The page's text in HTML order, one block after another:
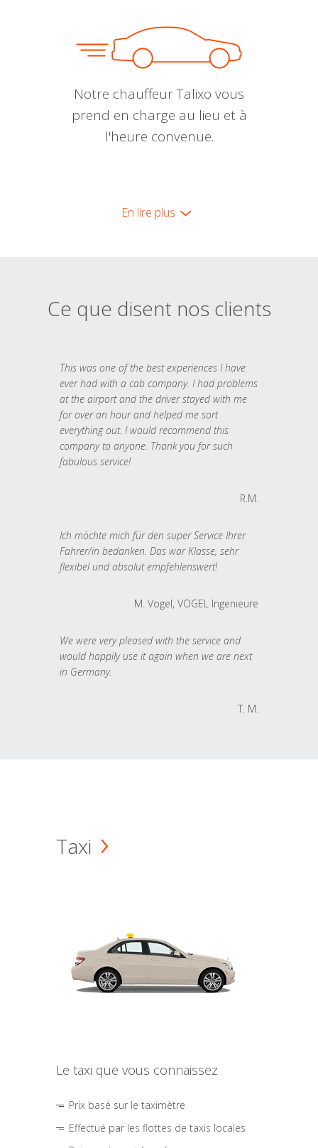
Notre chauffeur Talixo vous
prend en charge au lieu et à
l'heure convenue.
En lire plus
Ce que disent nos clients
This was one of the best experiences I have
ever had with a cab company. I had problems
at the airport and the driver stayed with me
for over an hour and helped me sort
everything out. I would recommend this
company to anyone. Thank you for such
fabulous service!
R.M.
Ich möchte mich für den super Service Ihrer
Fahrer/in bedanken. Das war Klasse, sehr
flexibel und absolut empfehlenswert!
M. Vogel, VOGEL Ingenieure
We were very pleased with the service and
would happily use it again when we are next
in Germany.
T. M.
Taxi
Le taxi que vous connaissez
Prix basé sur le taximètre
Effectué par les flottes de taxis locales